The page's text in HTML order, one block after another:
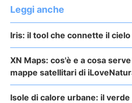
Leggi anche
Iris: il tool che connette il
XN Maps: cos'è e a cosa
mappe satellitari di
Isole di calore urbane: il